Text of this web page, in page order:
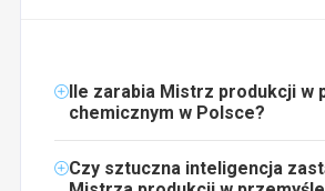
Ile zarabia Mistrz produkcji w
chemicznym w Polsce?
Czy sztuczna inteligencja